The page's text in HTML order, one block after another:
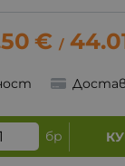
€ /
бр